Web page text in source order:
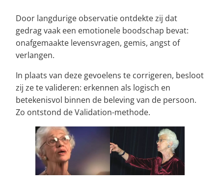
Door langdurige observatie ontdekte zij dat
gedrag vaak een emotionele boodschap bevat:
onafgemaakte levensvragen, gemis, angst of
verlangen.
In plaats van deze gevoelens te corrigeren, besloot
zij ze te valideren: erkennen als logisch en
betekenisvol binnen de beleving van de persoon.
Zo ontstond de Validation-methode.